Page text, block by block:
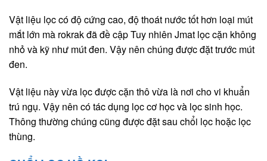
Vật liệu lọc có độ cứng cao, độ thoát nước tốt hơn loại mút
mắt lớn mà rokrak đã đề cập Tuy nhiên Jmat lọc cặn không
nhỏ và kỹ như mút đen. Vậy nên chúng được đặt trước mút
đen.
Vật liệu này vừa lọc được cặn thô vừa là nơi cho vi khuẩn
trú ngụ. Vậy nên có tác dụng lọc cơ học và lọc sinh học.
Thông thường chúng cũng được đặt sau chổi lọc hoặc lọc
thùng.